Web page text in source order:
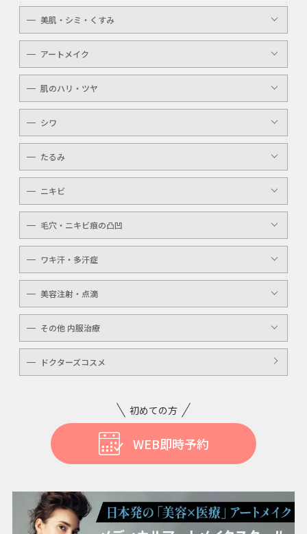
初めての方
WEB即時予約
レディース
メンズ
キッズ
介護
美肌・シミ・くすみ
レーザートーニング
顔・体のシミ取り
ピコレーザー
アートメイク
眉（アイブロウ）
唇（リップ）
メンズ
アイライン
肌のハリ・ツヤ
YAGシャワー
マッサージピール
ケミカルピーリング
シワ
ボトックスボツラックス
ボトックスビスタ
たるみ
YAGシャワー
ニキビ
レーザートーニング
ケミカルピーリング
毛穴・ニキビ痕の凸凹
YAGシャワー
毛穴洗浄
ワキ汗・多汗症
ボトックスボツラックス
ボトックスビスタ
美容注射・点滴
高濃度ビタミンC点滴
白玉注射・点滴
ニキビ・美肌注射・点滴
その他 内服治療
美白内服治療
ドクターズコスメ